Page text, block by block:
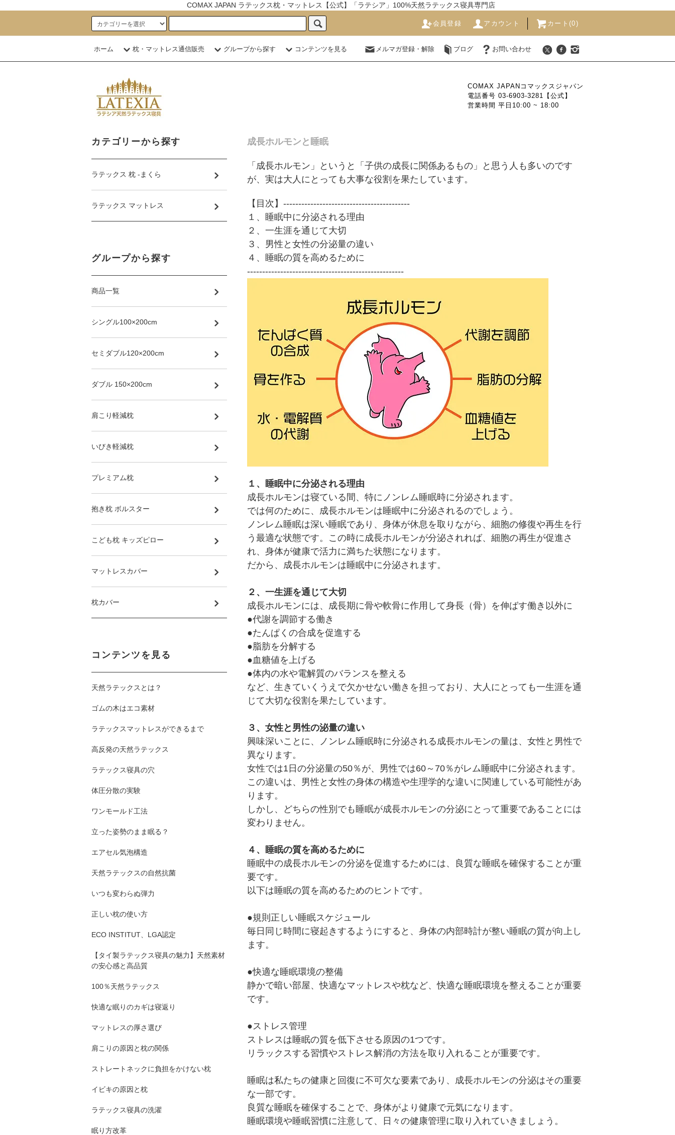
COMAX JAPAN ラテックス枕・マットレス【公式】「ラテシア」100%天然ラテックス寝具専門店
会員登録 アカウント カート(0)
ホーム 枕・マットレス通信販売 グループから探す コンテンツを見る メルマガ登録・解除 ブログ お問い合わせ
COMAX JAPANコマックスジャパン
電話番号 03-6903-3281【公式】
営業時間 平日10:00 ~ 18:00
成長ホルモンと睡眠
「成長ホルモン」というと「子供の成長に関係あるもの」と思う人も多いのです
が、実は大人にとっても大事な役割を果たしています。
【目次】------------------------------------------
１、睡眠中に分泌される理由
２、一生涯を通じて大切
３、男性と女性の分泌量の違い
４、睡眠の質を高めるために
----------------------------------------------------
１、睡眠中に分泌される理由
成長ホルモンは寝ている間、特にノンレム睡眠時に分泌されます。
では何のために、成長ホルモンは睡眠中に分泌されるのでしょう。
ノンレム睡眠は深い睡眠であり、身体が休息を取りながら、細胞の修復や再生を行
う最適な状態です。この時に成長ホルモンが分泌されれば、細胞の再生が促進さ
れ、身体が健康で活力に満ちた状態になります。
だから、成長ホルモンは睡眠中に分泌されます。
２、一生涯を通じて大切
成長ホルモンには、成長期に骨や軟骨に作用して身長（骨）を伸ばす働き以外に
●代謝を調節する働き
●たんぱくの合成を促進する
●脂肪を分解する
●血糖値を上げる
●体内の水や電解質のバランスを整える
など、生きていくうえで欠かせない働きを担っており、大人にとっても一生涯を通
じて大切な役割を果たしています。
３、女性と男性の泌量の違い
興味深いことに、ノンレム睡眠時に分泌される成長ホルモンの量は、女性と男性で
異なります。
女性では1日の分泌量の50％が、男性では60～70％がレム睡眠中に分泌されます。
この違いは、男性と女性の身体の構造や生理学的な違いに関連している可能性があ
ります。
しかし、どちらの性別でも睡眠が成長ホルモンの分泌にとって重要であることには
変わりません。
４、睡眠の質を高めるために
睡眠中の成長ホルモンの分泌を促進するためには、良質な睡眠を確保することが重
要です。
以下は睡眠の質を高めるためのヒントです。
●規則正しい睡眠スケジュール
毎日同じ時間に寝起きするようにすると、身体の内部時計が整い睡眠の質が向上し
ます。
●快適な睡眠環境の整備
静かで暗い部屋、快適なマットレスや枕など、快適な睡眠環境を整えることが重要
です。
●ストレス管理
ストレスは睡眠の質を低下させる原因の1つです。
リラックスする習慣やストレス解消の方法を取り入れることが重要です。
睡眠は私たちの健康と回復に不可欠な要素であり、成長ホルモンの分泌はその重要
な一部です。
良質な睡眠を確保することで、身体がより健康で元気になります。
睡眠環境や睡眠習慣に注意して、日々の健康管理に取り入れていきましょう。
カテゴリーから探す
ラテックス 枕 -まくら
ラテックス マットレス
グループから探す
商品一覧
シングル100×200cm
セミダブル120×200cm
ダブル 150×200cm
肩こり軽減枕
いびき軽減枕
プレミアム枕
抱き枕 ボルスター
こども枕 キッズピロー
マットレスカバー
枕カバー
コンテンツを見る
天然ラテックスとは？
ゴムの木はエコ素材
ラテックスマットレスができるまで
高反発の天然ラテックス
ラテックス寝具の穴
体圧分散の実験
ワンモールド工法
立った姿勢のまま眠る？
エアセル気泡構造
天然ラテックスの自然抗菌
いつも変わらぬ弾力
正しい枕の使い方
ECO INSTITUT、LGA認定
【タイ製ラテックス寝具の魅力】天然素材
の安心感と高品質
100％天然ラテックス
快適な眠りのカギは寝返り
マットレスの厚さ選び
肩こりの原因と枕の関係
ストレートネックに負担をかけない枕
イビキの原因と枕
ラテックス寝具の洗濯
眠り方改革